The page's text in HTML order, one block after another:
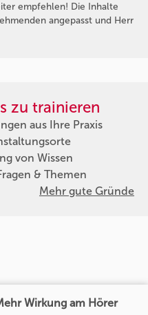
empfehlen! Die Inhalte
angepasst und Herr
zu trainieren
aus Ihre Praxis
von Wissen
& Themen
Mehr gute Gründe
Wirkung am Hörer